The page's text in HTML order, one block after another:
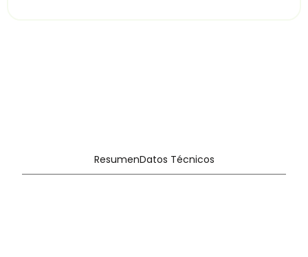
ResumenDatos Técnicos